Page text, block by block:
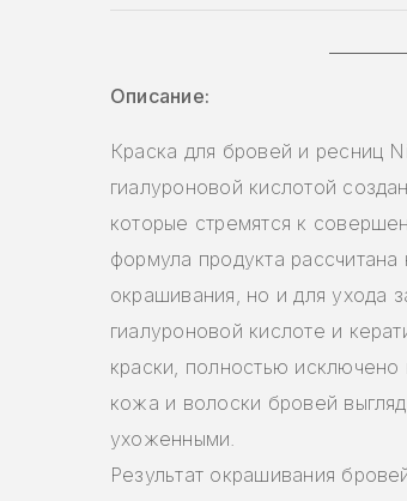
Описание:
Краска для бровей и ресниц
гиалуроновой кислотой
которые стремятся к
формула продукта рассчитана
окрашивания, но и для ухода
гиалуроновой кислоте и
краски, полностью исключено
кожа и волоски бровей
ухоженными.
Результат окрашивания